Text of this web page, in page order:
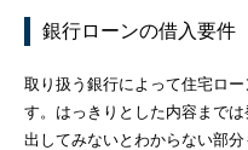
銀行ローンの借入要件
取り扱う銀行によって住宅ロ
す。はっきりとした内容まで
出してみないとわからない部